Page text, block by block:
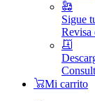
Sigue
Revisa
Mi carrito